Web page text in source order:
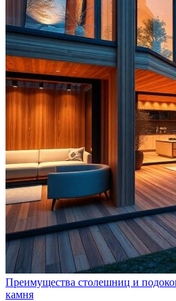
Преимущества столешниц и
камня